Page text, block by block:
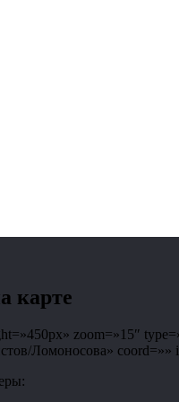
карте
zoom=»15″
Ломоносова»